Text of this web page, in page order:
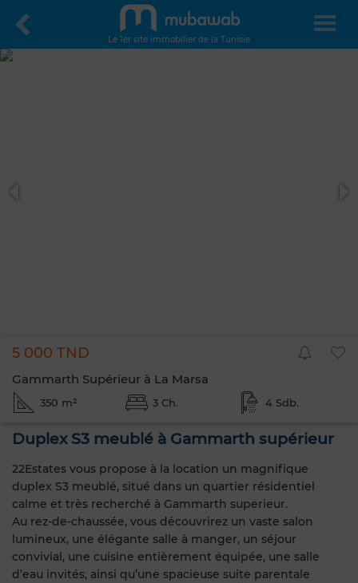
Le 1er site immobilier de la Tunisie
5 000 TND
Gammarth Supérieur à La Marsa
350 m² 3 Ch. 4 Sdb.
Duplex S3 meublé à Gammarth supérieur
22Estates vous propose à la location un magnifique
duplex S3 meublé, situé dans un quartier résidentiel
calme et très recherché à Gammarth superieur.
Au rez-de-chaussée, vous découvrirez un vaste salon
lumineux, une élégante salle à manger, un séjour
convivial, une cuisine entièrement équipée, une salle
d’eau invités, ainsi qu’une spacieuse suite parentale